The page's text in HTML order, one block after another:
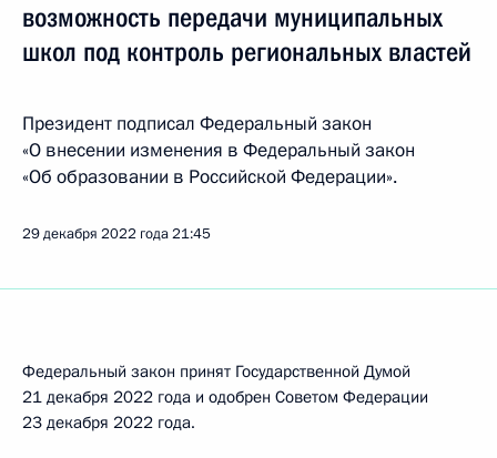
возможность передачи муниципальных
школ под контроль региональных властей
Президент подписал Федеральный закон
«О внесении изменения в Федеральный закон
«Об образовании в Российской Федерации».
29 декабря 2022 года21:45
Федеральный закон принят Государственной Думой
21 декабря 2022 года и одобрен Советом Федерации
23 декабря 2022 года.